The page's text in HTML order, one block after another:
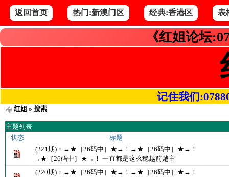
返回首页 热门:新澳门区 经典:香港区 表
《红姐论坛
记住我们
红姐» 搜索
主题列表
状态
标题
(221期)：→★［26码中］★→！→★［26码中］★→！
→★［26码中］★→！ 一直都是这么稳越前越主
(220期)：→★［26码中］★→！→★［26码中］★→！